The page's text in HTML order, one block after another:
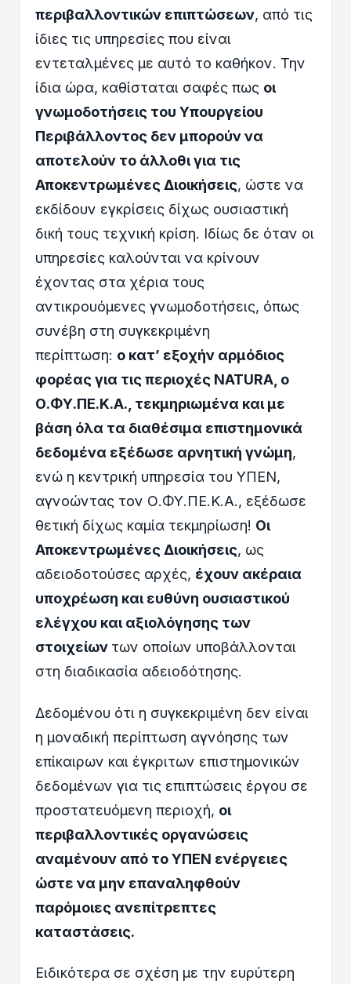
περιβαλλοντικών επιπτώσεων, από τις
ίδιες τις υπηρεσίες που είναι
εντεταλμένες με αυτό το καθήκον. Την
ίδια ώρα, καθίσταται σαφές πως οι
γνωμοδοτήσεις του Υπουργείου
Περιβάλλοντος δεν μπορούν να
αποτελούν το άλλοθι για τις
Αποκεντρωμένες Διοικήσεις, ώστε να
εκδίδουν εγκρίσεις δίχως ουσιαστική
δική τους τεχνική κρίση. Ιδίως δε όταν οι
υπηρεσίες καλούνται να κρίνουν
έχοντας στα χέρια τους
αντικρουόμενες γνωμοδοτήσεις, όπως
συνέβη στη συγκεκριμένη
περίπτωση: ο κατ’ εξοχήν αρμόδιος
φορέας για τις περιοχές NATURA, ο
Ο.ΦΥ.ΠΕ.Κ.Α., τεκμηριωμένα και με
βάση όλα τα διαθέσιμα επιστημονικά
δεδομένα εξέδωσε αρνητική γνώμη,
ενώ η κεντρική υπηρεσία του ΥΠΕΝ,
αγνοώντας τον Ο.ΦΥ.ΠΕ.Κ.Α., εξέδωσε
θετική δίχως καμία τεκμηρίωση! Οι
Αποκεντρωμένες Διοικήσεις, ως
αδειοδοτούσες αρχές, έχουν ακέραια
υποχρέωση και ευθύνη ουσιαστικού
ελέγχου και αξιολόγησης των
στοιχείων των οποίων υποβάλλονται
στη διαδικασία αδειοδότησης.
Δεδομένου ότι η συγκεκριμένη δεν είναι
η μοναδική περίπτωση αγνόησης των
επίκαιρων και έγκριτων επιστημονικών
δεδομένων για τις επιπτώσεις έργου σε
προστατευόμενη περιοχή, οι
περιβαλλοντικές οργανώσεις
αναμένουν από το ΥΠΕΝ ενέργειες
ώστε να μην επαναληφθούν
παρόμοιες ανεπίτρεπτες
καταστάσεις.
Ειδικότερα σε σχέση με την ευρύτερη